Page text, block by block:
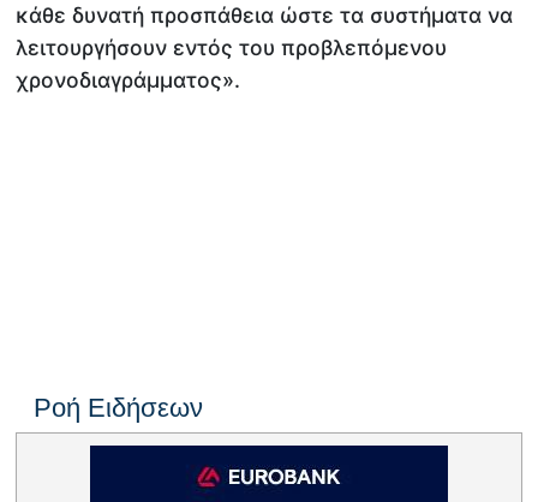
κάθε δυνατή προσπάθεια ώστε τα συστήματα να
λειτουργήσουν εντός του προβλεπόμενου
χρονοδιαγράμματος».
Ροή Ειδήσεων